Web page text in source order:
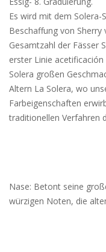
Es wird mit dem
Beschaffung von
Gesamtzahl der Fässer
erster Linie
Solera großen
Altern La Solera, wo
Farbeigenschaften
traditionellen Verfahren
Nase: Betont seine
würzigen Noten, die